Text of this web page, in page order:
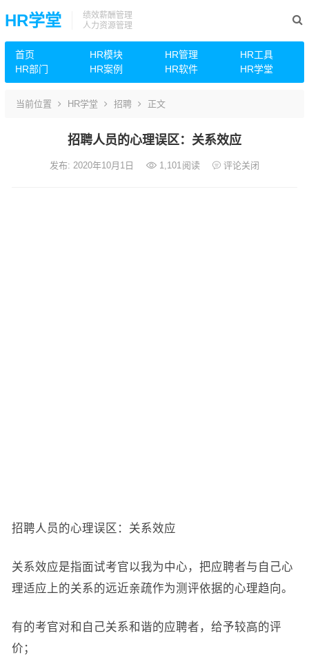
HR学堂
绩效薪酬管理
人力资源管理
首页 HR模块 HR管理
HR工具
HR部门
HR案例 HR软件 HR学堂
当前位置 HR学堂 招聘 正文
招聘人员的心理误区：关系效应
发布: 2020年10月1日 1,101阅读 评论关闭
招聘人员的心理误区：关系效应
关系效应是指面试考官以我为中心，把应聘者与自己心
理适应上的关系的远近亲疏作为测评依据的心理趋向。
有的考官对和自己关系和谐的应聘者，给予较高的评
价；